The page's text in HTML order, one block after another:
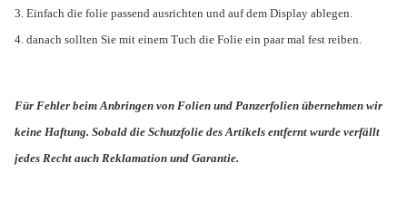
3. Einfach die folie passend ausrichten und auf dem Display ablegen.
4. danach sollten Sie mit einem Tuch die Folie ein paar mal fest reiben.
Für Fehler beim Anbringen von Folien und Panzerfolien übernehmen wir
keine Haftung. Sobald die Schutzfolie des Artikels entfernt wurde verfällt
jedes Recht auch Reklamation und Garantie.